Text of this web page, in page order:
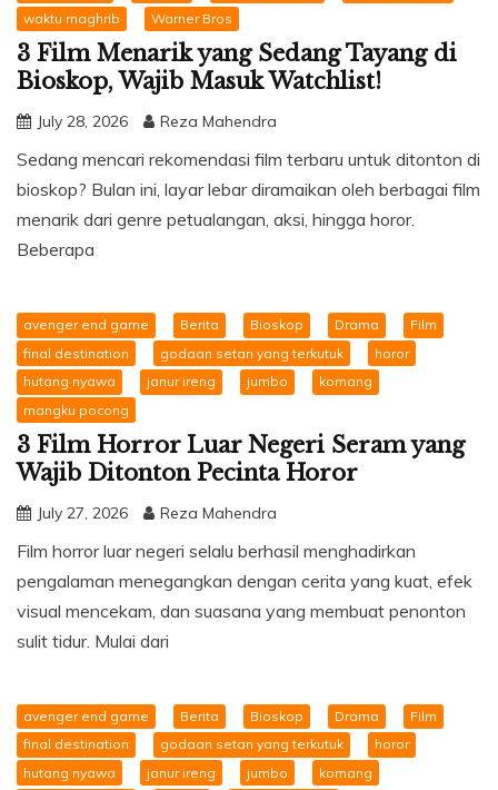
waktu maghrib
Warner Bros
3 Film Menarik yang Sedang Tayang di
Bioskop, Wajib Masuk Watchlist!
July 28, 2026 Reza Mahendra
Sedang mencari rekomendasi film terbaru untuk ditonton di
bioskop? Bulan ini, layar lebar diramaikan oleh berbagai film
menarik dari genre petualangan, aksi, hingga horor.
Beberapa
avenger end game Berita Bioskop Drama
Film
final destination
godaan setan yang terkutuk
horor
hutang nyawa
janur ireng jumbo
komang
mangku pocong
3 Film Horror Luar Negeri Seram yang
Wajib Ditonton Pecinta Horor
July 27, 2026 Reza Mahendra
Film horror luar negeri selalu berhasil menghadirkan
pengalaman menegangkan dengan cerita yang kuat, efek
visual mencekam, dan suasana yang membuat penonton
sulit tidur. Mulai dari
avenger end game Berita Bioskop Drama
Film
final destination
godaan setan yang terkutuk
horor
hutang nyawa
janur ireng jumbo
komang